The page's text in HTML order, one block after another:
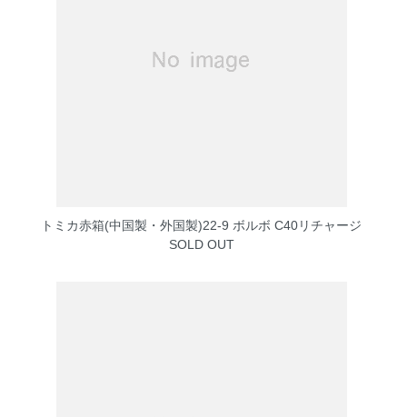
トミカ赤箱(中国製・外国製)22-9 ボルボ C40リチャージ
SOLD OUT